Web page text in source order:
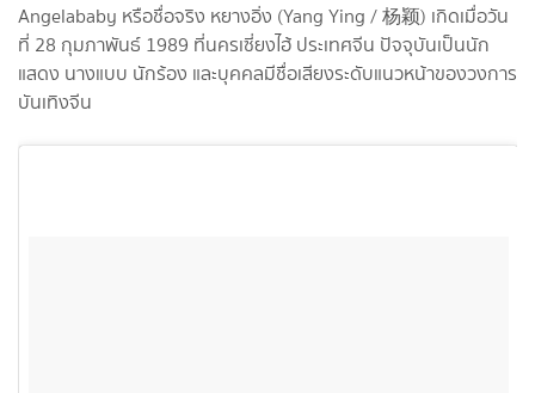
Angelababy หรือชื่อจริง หยางอิ่ง (Yang Ying / 杨颖) เกิดเมื่อวัน
ที่ 28 กุมภาพันธ์ 1989 ที่นครเซี่ยงไฮ้ ประเทศจีน ปัจจุบันเป็นนัก
แสดง นางแบบ นักร้อง และบุคคลมีชื่อเสียงระดับแนวหน้าของวงการ
บันเทิงจีน